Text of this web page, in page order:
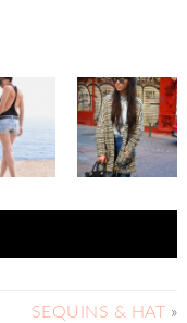
SEQUINS & HAT »